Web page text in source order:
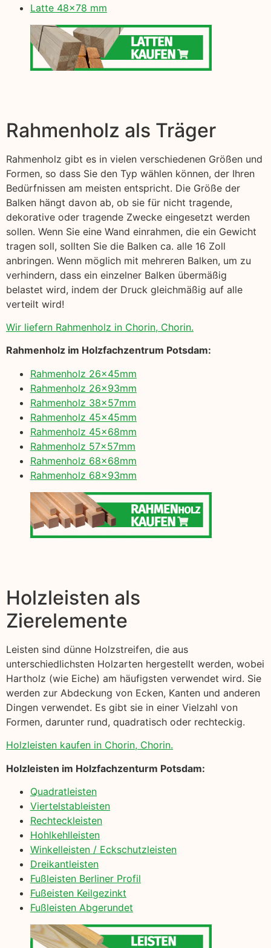
Latte 48×78 mm
Rahmenholz als Träger
Rahmenholz gibt es in vielen verschiedenen Größen und
Formen, so dass Sie den Typ wählen können, der Ihren
Bedürfnissen am meisten entspricht. Die Größe der
Balken hängt davon ab, ob sie für nicht tragende,
dekorative oder tragende Zwecke eingesetzt werden
sollen. Wenn Sie eine Wand einrahmen, die ein Gewicht
tragen soll, sollten Sie die Balken ca. alle 16 Zoll
anbringen. Wenn möglich mit mehreren Balken, um zu
verhindern, dass ein einzelner Balken übermäßig
belastet wird, indem der Druck gleichmäßig auf alle
verteilt wird!
Wir liefern Rahmenholz in Chorin, Chorin.
Rahmenholz im Holzfachzentrum Potsdam:
Rahmenholz 26x45mm
Rahmenholz 26x93mm
Rahmenholz 38x57mm
Rahmenholz 45x45mm
Rahmenholz 45x68mm
Rahmenholz 57x57mm
Rahmenholz 68x68mm
Rahmenholz 68x93mm
Holzleisten als
Zierelemente
Leisten sind dünne Holzstreifen, die aus
unterschiedlichsten Holzarten hergestellt werden, wobei
Hartholz (wie Eiche) am häufigsten verwendet wird. Sie
werden zur Abdeckung von Ecken, Kanten und anderen
Dingen verwendet. Es gibt sie in einer Vielzahl von
Formen, darunter rund, quadratisch oder rechteckig.
Holzleisten kaufen in Chorin, Chorin.
Holzleisten im Holzfachzenturm Potsdam:
Quadratleisten
Viertelstableisten
Rechteckleisten
Hohlkehlleisten
Winkelleisten / Eckschutzleisten
Dreikantleisten
Fußleisten Berliner Profil
Fußeisten Keilgezinkt
Fußleisten Abgerundet